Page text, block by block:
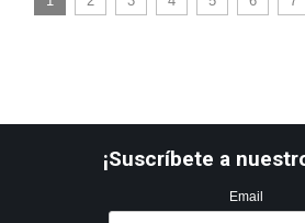
¡Suscríbete a
Email